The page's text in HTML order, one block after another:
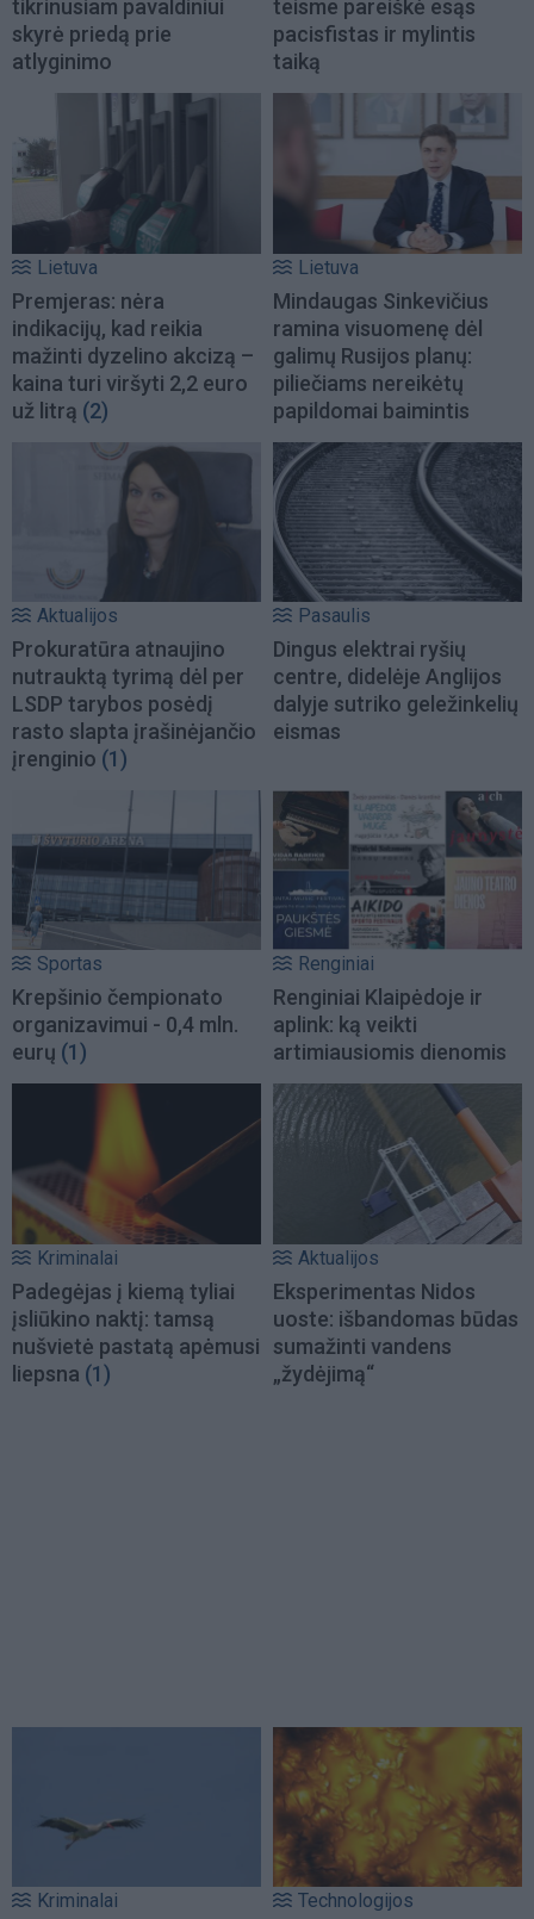
tikrinusiam pavaldiniui
skyrė priedą prie
atlyginimo
teisme pareiškė esąs
pacisfistas ir mylintis
taiką
Lietuva
Premjeras: nėra
indikacijų, kad reikia
mažinti dyzelino akcizą –
kaina turi viršyti 2,2 euro
už litrą (2)
Lietuva
Mindaugas Sinkevičius
ramina visuomenę dėl
galimų Rusijos planų:
piliečiams nereikėtų
papildomai baimintis
Aktualijos
Prokuratūra atnaujino
nutrauktą tyrimą dėl per
LSDP tarybos posėdį
rasto slapta įrašinėjančio
įrenginio (1)
Pasaulis
Dingus elektrai ryšių
centre, didelėje Anglijos
dalyje sutriko geležinkelių
eismas
Sportas
Krepšinio čempionato
organizavimui - 0,4 mln.
eurų (1)
Renginiai
Renginiai Klaipėdoje ir
aplink: ką veikti
artimiausiomis dienomis
Kriminalai
Padegėjas į kiemą tyliai
įsliūkino naktį: tamsą
nušvietė pastatą apėmusi
liepsna (1)
Aktualijos
Eksperimentas Nidos
uoste: išbandomas būdas
sumažinti vandens
„žydėjimą“
Kriminalai Technologijos